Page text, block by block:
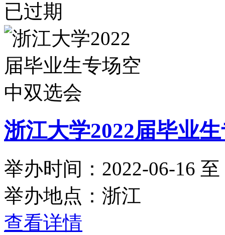
已过期
浙江大学2022届毕业
举办时间：2022-06-16 至
举办地点：浙江
查看详情